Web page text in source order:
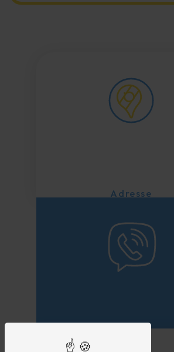
Adresse
Chatuzange-le-Goubet
Téléphone